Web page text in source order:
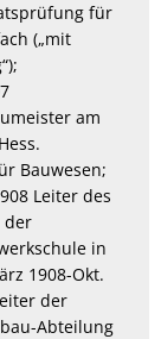
für
(„mit
am
Bauwesen;
Leiter des
der
in
1908-Okt.
der
Abteilung